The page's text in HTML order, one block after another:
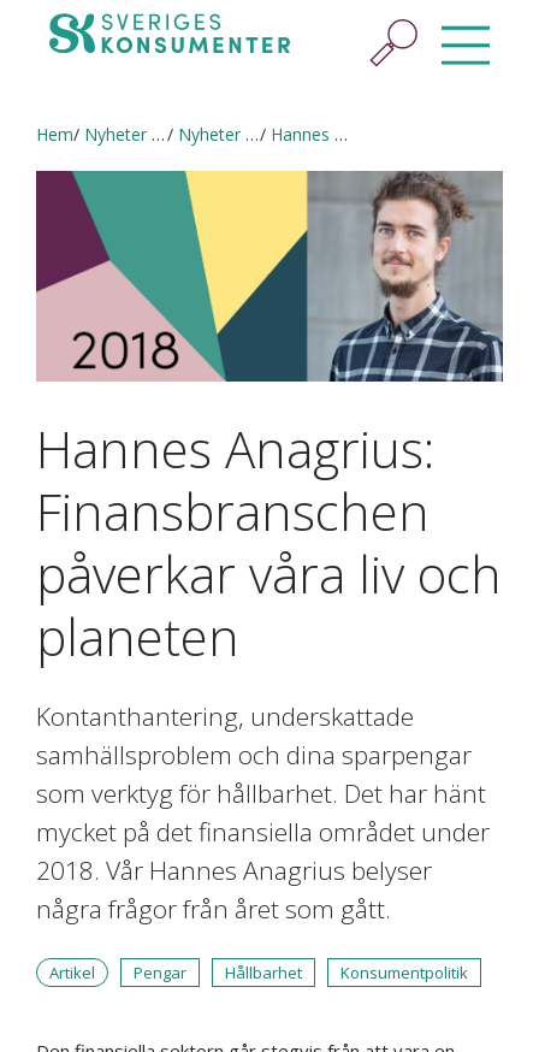
Hem Nyheter & press Nyheter och pressmeddelanden Hannes Anagrius: Finansbranschen påverkar våra liv och planeten
Hannes Anagrius:
Finansbranschen
påverkar våra liv och
planeten
Kontanthantering, underskattade
samhällsproblem och dina sparpengar
som verktyg för hållbarhet. Det har hänt
mycket på det finansiella området under
2018. Vår Hannes Anagrius belyser
några frågor från året som gått.
Artikel Pengar Hållbarhet Konsumentpolitik